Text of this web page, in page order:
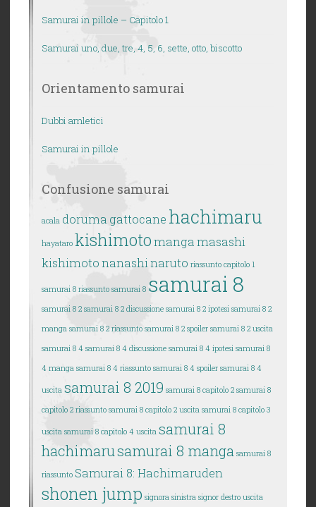
Samurai in pillole – Capitolo 1
Samurai uno, due, tre, 4, 5, 6, sette, otto, biscotto
Orientamento samurai
Dubbi amletici
Samurai in pillole
Confusione samurai
acala doruma gattocane hachimaru
hayataro kishimotomanga masashi
kishimotonanashi naruto riassunto capitolo 1
samurai 8 riassunto samurai 8 samurai 8
samurai 8 2 samurai 8 2 discussione samurai 8 2 ipotesi samurai 8 2
manga samurai 8 2 riassunto samurai 8 2 spoiler samurai 8 2 uscita
samurai 8 4 samurai 8 4 discussione samurai 8 4 ipotesi samurai 8
4 manga samurai 8 4 riassunto samurai 8 4 spoiler samurai 8 4
uscita samurai 8 2019 samurai 8 capitolo 2 samurai 8
capitolo 2 riassunto samurai 8 capitolo 2 uscita samurai 8 capitolo 3
uscita samurai 8 capitolo 4 uscita samurai 8
hachimarusamurai 8 manga samurai 8
riassunto Samurai 8: Hachimaruden
shonen jump signora sinistra signor destro uscita